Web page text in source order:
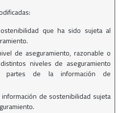
que ha sido sujeta al
de aseguramiento, razonable o
niveles de aseguramiento
partes de la información de
de sostenibilidad sujeta